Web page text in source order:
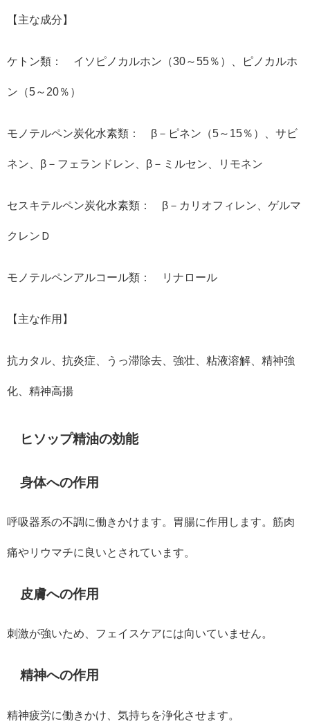
【主な成分】
ケトン類： イソピノカルホン（30～55％）、ピノカルホ
ン（5～20％）
モノテルペン炭化水素類： β－ピネン（5～15％）、サビ
ネン、β－フェランドレン、β－ミルセン、リモネン
セスキテルペン炭化水素類： β－カリオフィレン、ゲルマ
クレンＤ
モノテルペンアルコール類： リナロール
【主な作用】
抗カタル、抗炎症、うっ滞除去、強壮、粘液溶解、精神強
化、精神高揚
ヒソップ精油の効能
身体への作用
呼吸器系の不調に働きかけます。胃腸に作用します。筋肉
痛やリウマチに良いとされています。
皮膚への作用
刺激が強いため、フェイスケアには向いていません。
精神への作用
精神疲労に働きかけ、気持ちを浄化させます。